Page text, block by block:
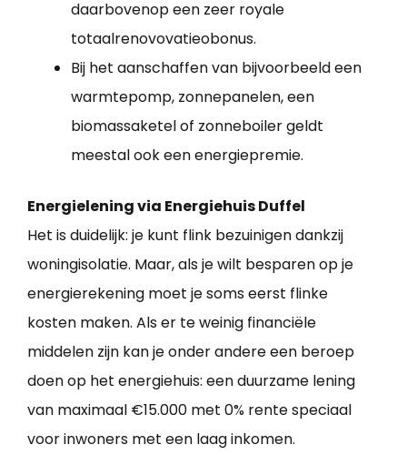
daarbovenop een zeer royale
totaalrenovovatieobonus.
Bij het aanschaffen van bijvoorbeeld een
warmtepomp, zonnepanelen, een
biomassaketel of zonneboiler geldt
meestal ook een energiepremie.
Energielening via Energiehuis Duffel
Het is duidelijk: je kunt flink bezuinigen dankzij
woningisolatie. Maar, als je wilt besparen op je
energierekening moet je soms eerst flinke
kosten maken. Als er te weinig financiële
middelen zijn kan je onder andere een beroep
doen op het energiehuis: een duurzame lening
van maximaal €15.000 met 0% rente speciaal
voor inwoners met een laag inkomen.